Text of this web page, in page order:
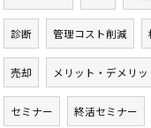
診断 管理コスト削減
売却 メリット・デメリッ
セミナー 終活セミナー